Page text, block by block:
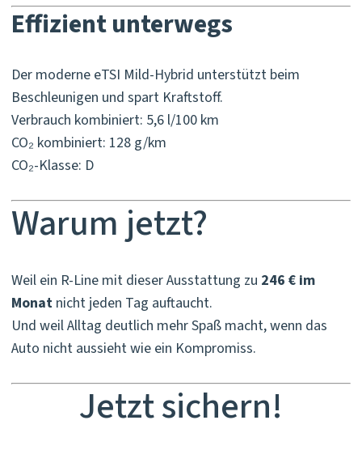
Effizient unterwegs
Der moderne eTSI Mild-Hybrid unterstützt beim
Beschleunigen und spart Kraftstoff.
Verbrauch kombiniert: 5,6 l/100 km
CO₂ kombiniert: 128 g/km
CO₂-Klasse: D
Warum jetzt?
Weil ein R-Line mit dieser Ausstattung zu 246 € im
Monat nicht jeden Tag auftaucht.
Und weil Alltag deutlich mehr Spaß macht, wenn das
Auto nicht aussieht wie ein Kompromiss.
Jetzt sichern!